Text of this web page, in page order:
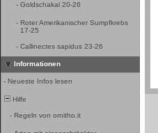
- Goldschakal 20-26
- Roter Amerikanischer Sumpfkrebs
17-25
- Callinectes sapidus 23-26
Informationen
- Neueste Infos lesen
Hilfe
- Regeln von ornitho.it